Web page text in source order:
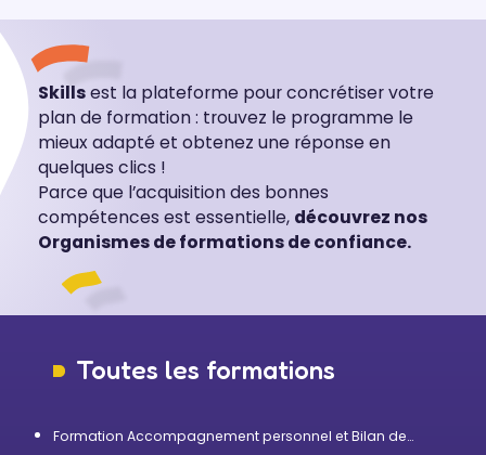
Skillsest la plateforme pour concrétiser votre
plan de formation : trouvez le programme le
mieux adapté et obtenez une réponse en
quelques clics !
Parce que l’acquisition des bonnes
compétences est essentielle, découvrez nos
Organismes de formations de confiance.
Toutes les formations
Formation Accompagnement personnel et Bilan de